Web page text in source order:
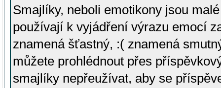
Smajlíky, neboli emotikony jsou
používají k vyjádření výrazu emocí
znamená šťastný, :( znamená
můžete prohlédnout přes
smajlíky nepřeužívat, aby se